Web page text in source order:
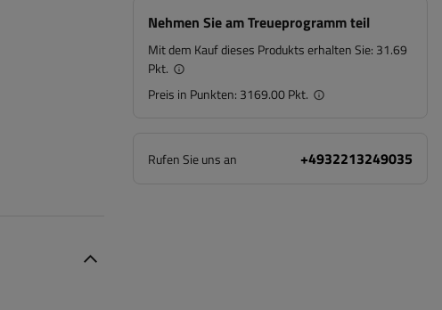
Nehmen Sie am Treueprogramm teil
Mit dem Kauf dieses Produkts erhalten Sie: 31.69
Pkt.
Preis in Punkten: 3169.00 Pkt.
Rufen Sie uns an +4932213249035